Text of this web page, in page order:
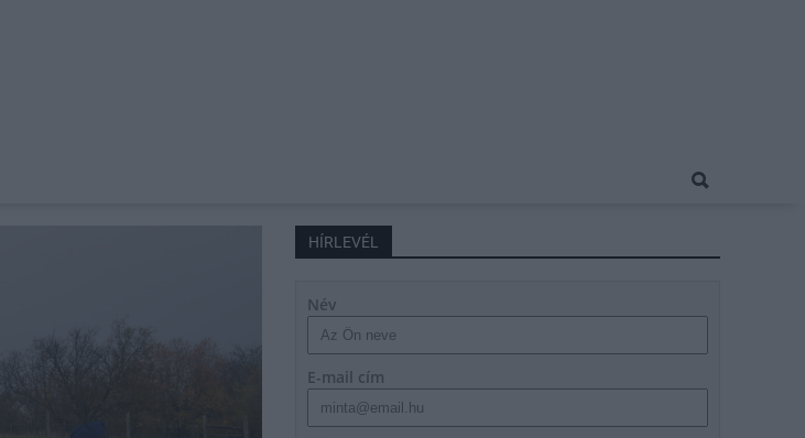
HÍRLEVÉL
Név
E-mail cím